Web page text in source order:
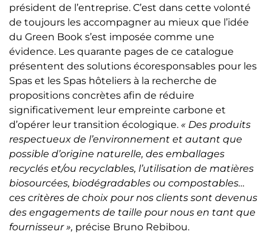
président de l’entreprise. C’est dans cette volonté
de toujours les accompagner au mieux que l’idée
du Green Book s’est imposée comme une
évidence. Les quarante pages de ce catalogue
présentent des solutions écoresponsables pour les
Spas et les Spas hôteliers à la recherche de
propositions concrètes afin de réduire
significativement leur empreinte carbone et
d’opérer leur transition écologique. « Des produits
respectueux de l’environnement et autant que
possible d’origine naturelle, des emballages
recyclés et/ou recyclables, l’utilisation de matières
biosourcées, biodégradables ou compostables…
ces critères de choix pour nos clients sont devenus
des engagements de taille pour nous en tant que
fournisseur », précise Bruno Rebibou.